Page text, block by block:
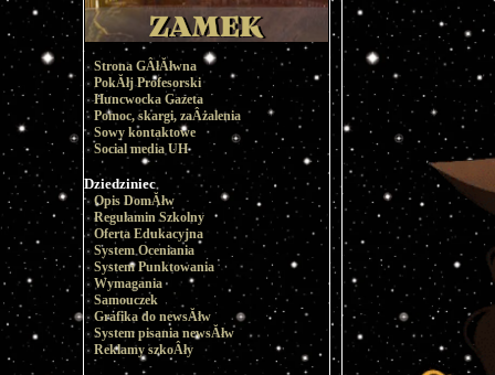
Strona GÂłĂłwna
PokĂłj Profesorski
Huncwocka Gazeta
Pomoc, skargi, zaÂżalenia
Sowy kontaktowe
Social media UH
Dziedziniec
Opis DomĂłw
Regulamin Szkolny
Oferta Edukacyjna
System Oceniania
System Punktowania
Wymagania
Samouczek
Grafika do newsĂłw
System pisania newsĂłw
Reklamy szkoÂły